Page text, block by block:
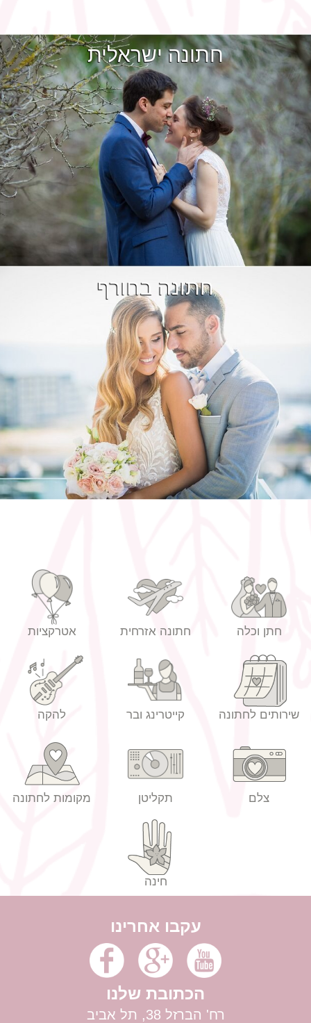
חתונה ישראלית
חתונה בחורף
הזמנות לחתונה מחירים
בר לאירועים
חתן וכלה חתונה אזרחית אטרקציות
שירותים לחתונה קייטרינג ובר להקה
צלם תקליטן מקומות לחתונה
חינה
עקבו אחרינו
הכתובת שלנו
רח' הברזל 38, תל אביב